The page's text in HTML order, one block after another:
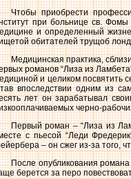
Чтобы приобрести
при больнице св.
и определенный
обитателей трущоб
Медицинская практика,
романов “Лиза из
и целиком посвятить
впоследствии одним из
лет он зарабатывал
черно-
Первый роман – “Лиза из
с пьесой “Леди
– он сжег из-за того,
После опубликования
берется за перо